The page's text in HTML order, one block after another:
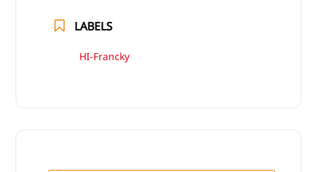
LABELS
HI-Francky